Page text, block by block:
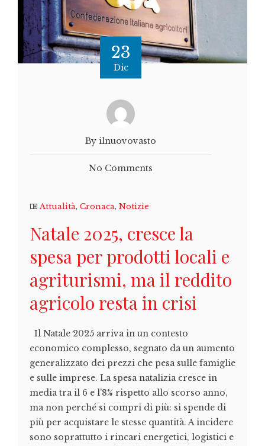
23
Dic
By ilnuovovasto
No Comments
Attualità, Cronaca, Notizie
Natale 2025, cresce la
spesa per prodotti locali e
agriturismi, ma il reddito
agricolo resta in crisi
Il Natale 2025 arriva in un contesto
economico complesso, segnato da un aumento
generalizzato dei prezzi che pesa sulle famiglie
e sulle imprese. La spesa natalizia cresce in
media tra il 6 e l’8% rispetto allo scorso anno,
ma non perché si compri di più: si spende di
più per acquistare le stesse quantità. A incidere
sono soprattutto i rincari energetici, logistici e